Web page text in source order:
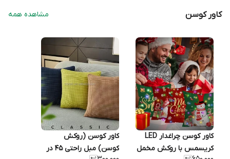
کاور کوسن مشاهده همه
کاور کوسن چراغدار LED
کریسمس با روکش مخمل
کاور کوسن (روکش
کوسن) مبل راحتی ۴۵ در